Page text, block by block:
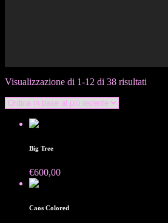
Visualizzazione di 1-12 di 38 risultati
Big Tree
€600,00
Caos Colored